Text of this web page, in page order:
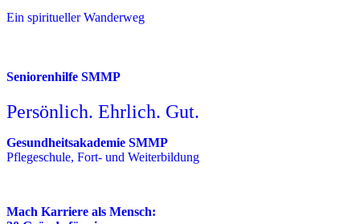
Ein spiritueller Wanderweg
Seniorenhilfe SMMP
Persönlich. Ehrlich. Gut.
Gesundheitsakademie SMMP
Pflegeschule, Fort- und Weiterbildung
Mach Karriere als Mensch: